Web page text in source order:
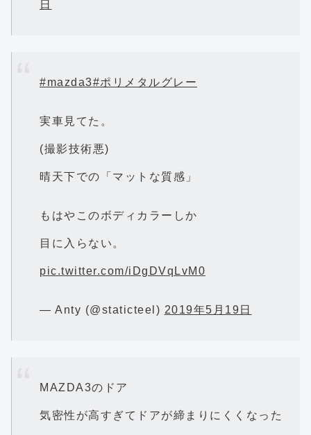
日
#mazda3#ポリメタルグレー
実車見てた。
(撮影技術悪)
晴天下での「マットな質感」
もはやこのボディカラーしか
目に入らない。
pic.twitter.com/iDgDVqLvM0
— Anty (@staticteel) 2019年5月19日
MAZDA3のドア
気密性が高すぎてドアが締まりにくくなった